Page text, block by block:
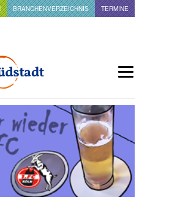
BRANCHENVERZEICHNIS TERMINE